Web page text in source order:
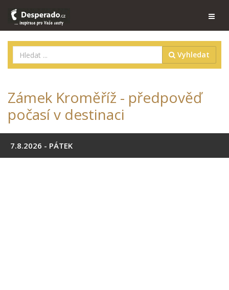
Vyhledat
Zámek Kroměříž - předpověď
počasí v destinaci
7.8.2026 - PÁTEK